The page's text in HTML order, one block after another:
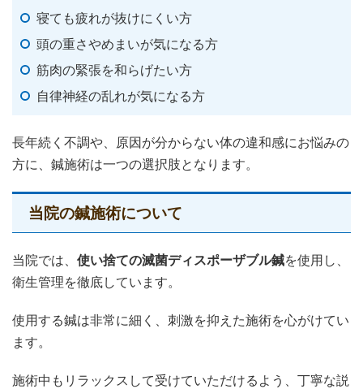
寝ても疲れが抜けにくい方
頭の重さやめまいが気になる方
筋肉の緊張を和らげたい方
自律神経の乱れが気になる方
長年続く不調や、原因が分からない体の違和感にお悩みの
方に、鍼施術は一つの選択肢となります。
当院の鍼施術について
当院では、 使い捨ての滅菌ディスポーザブル鍼を使用し、
衛生管理を徹底しています。
使用する鍼は非常に細く、刺激を抑えた施術を心がけてい
ます。
施術中もリラックスして受けていただけるよう、丁寧な説